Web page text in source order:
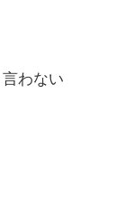
わない